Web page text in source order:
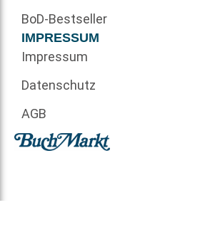
BoD-Bestseller
IMPRESSUM
Impressum
Datenschutz
AGB